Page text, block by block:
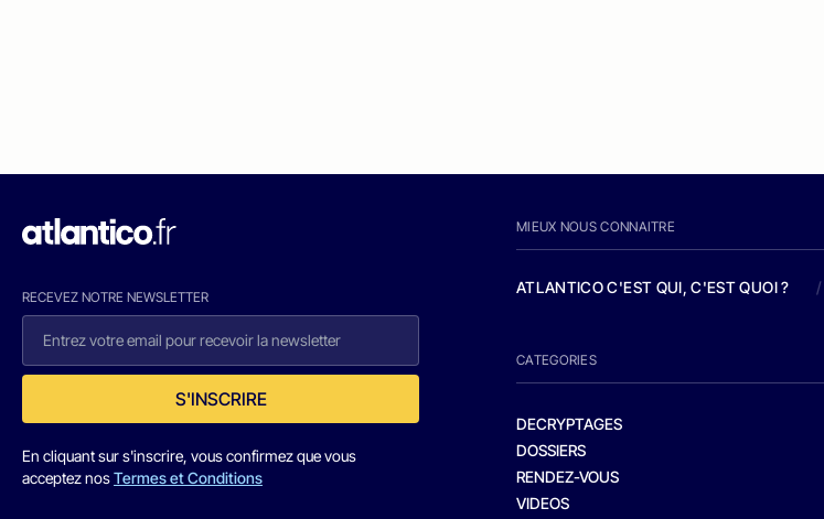
RECEVEZ NOTRE NEWSLETTER
S'INSCRIRE
En cliquant sur s'inscrire, vous confirmez que vous
acceptez nosTermes et Conditions
MIEUX NOUS CONNAITRE
ATLANTICO C'EST QUI, C'EST QUOI ? /
CATEGORIES
DECRYPTAGES
DOSSIERS
RENDEZ-VOUS
VIDEOS